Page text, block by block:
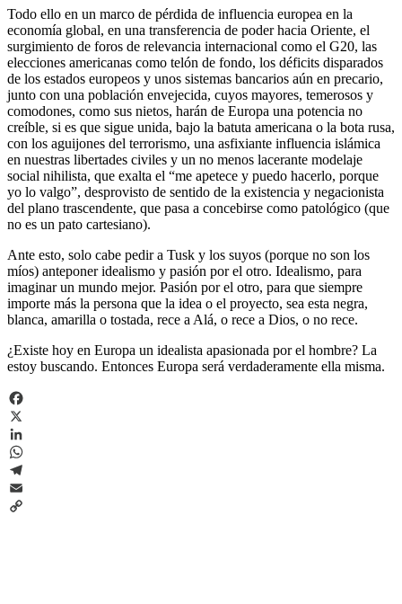
Todo ello en un marco de pérdida de influencia europea en la
economía global, en una transferencia de poder hacia Oriente, el
surgimiento de foros de relevancia internacional como el G20, las
elecciones americanas como telón de fondo, los déficits disparados
de los estados europeos y unos sistemas bancarios aún en precario,
junto con una población envejecida, cuyos mayores, temerosos y
comodones, como sus nietos, harán de Europa una potencia no
creíble, si es que sigue unida, bajo la batuta americana o la bota rusa,
con los aguijones del terrorismo, una asfixiante influencia islámica
en nuestras libertades civiles y un no menos lacerante modelaje
social nihilista, que exalta el “me apetece y puedo hacerlo, porque
yo lo valgo”, desprovisto de sentido de la existencia y negacionista
del plano trascendente, que pasa a concebirse como patológico (que
no es un pato cartesiano).
Ante esto, solo cabe pedir a Tusk y los suyos (porque no son los
míos) anteponer idealismo y pasión por el otro. Idealismo, para
imaginar un mundo mejor. Pasión por el otro, para que siempre
importe más la persona que la idea o el proyecto, sea esta negra,
blanca, amarilla o tostada, rece a Alá, o rece a Dios, o no rece.
¿Existe hoy en Europa un idealista apasionada por el hombre? La
estoy buscando. Entonces Europa será verdaderamente ella misma.
Facebook
X
LinkedIn
WhatsApp
Telegram
Email